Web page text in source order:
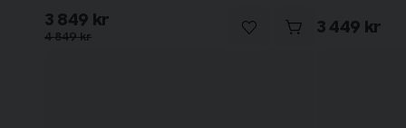
4 849 kr
3 849 kr 3 449 kr